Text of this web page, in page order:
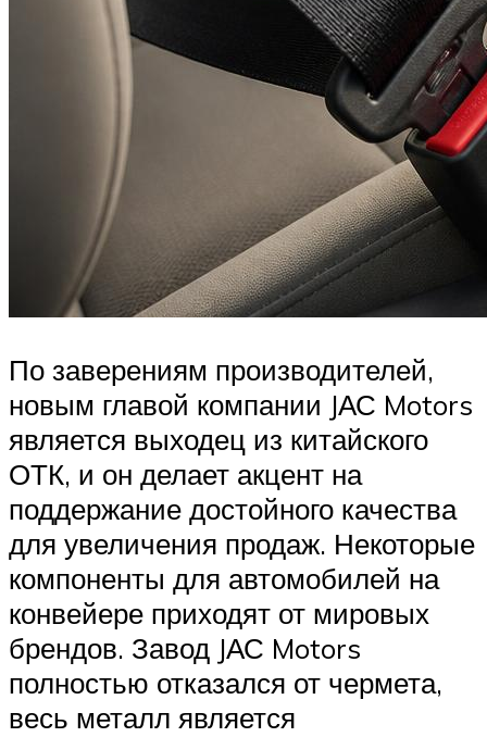
По заверениям производителей,
новым главой компании JАС Motors
является выходец из китайского
ОТК, и он делает акцент на
поддержание достойного качества
для увеличения продаж. Некоторые
компоненты для автомобилей на
конвейере приходят от мировых
брендов. Завод JАС Motors
полностью отказался от чермета,
весь металл является